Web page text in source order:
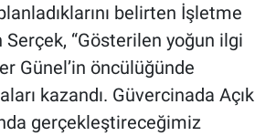
belirten İşletme
“Gösterilen yoğun ilgi
Günel’in öncülüğünde
kazandı. Güvercinada Açık
gerçekleştireceğimiz